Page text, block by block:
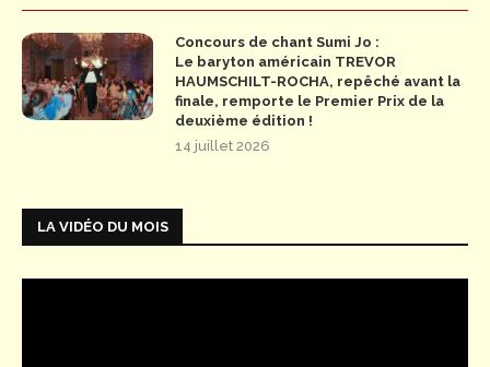
Concours de chant Sumi Jo :
Le baryton américain TREVOR
HAUMSCHILT-ROCHA, repêché avant la
finale, remporte le Premier Prix de la
deuxième édition !
14 juillet 2026
LA VIDÉO DU MOIS